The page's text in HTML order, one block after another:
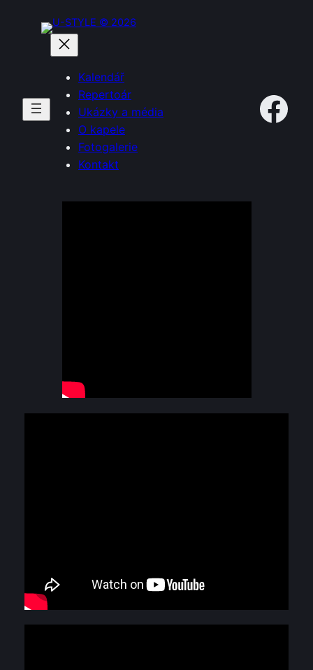
Kalendář
Repertoár
Ukázky a média
O kapele
Fotogalerie
Kontakt
Facebook